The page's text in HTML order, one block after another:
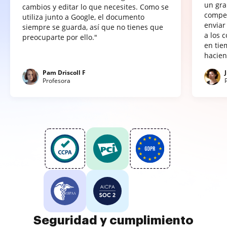
cambios y editar lo que necesites. Como se
utiliza junto a Google, el documento
siempre se guarda, así que no tienes que
preocuparte por ello."
Pam Driscoll F
Profesora
un
a los
en
Seguridad y cumplimiento